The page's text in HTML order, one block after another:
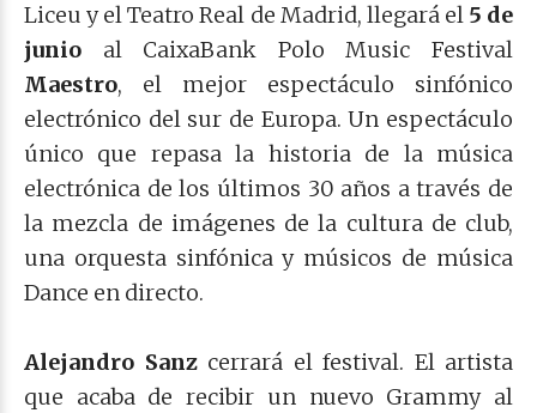
Liceu y el Teatro Real de Madrid, llegará el 5 de
junio al CaixaBank Polo Music Festival
Maestro, el mejor espectáculo sinfónico
electrónico del sur de Europa. Un espectáculo
único que repasa la historia de la música
electrónica de los últimos 30 años a través de
la mezcla de imágenes de la cultura de club,
una orquesta sinfónica y músicos de música
Dance en directo.
Alejandro Sanzcerrará el festival. El artista
que acaba de recibir un nuevo Grammy al